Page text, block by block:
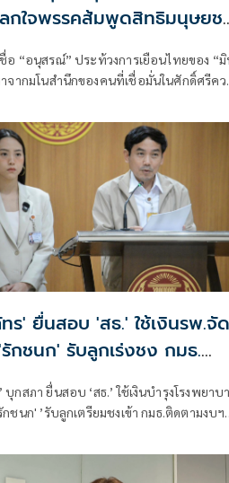
กใจพรรคส้มพูดสิทธิมนุษยช
ยบ
อ “อนุสรณ์” ประท้วงการเยือนไทยของ “
าจากมโนสำนึกของคนที่เชื่อมั่นในศักดิ์ศรีคว
ร' ยื่นสอบ 'สธ.' ใช้เงินรพ.จัด
กชนก' รับลูกเร่งชง กมธ.
กสภา ยื่นสอบ ‘สธ.’ ใช้เงินบำรุงโรงพยาบ
ชนก' ’รับลูกเตรียมชงเข้า กมธ.ติดตามงบฯ